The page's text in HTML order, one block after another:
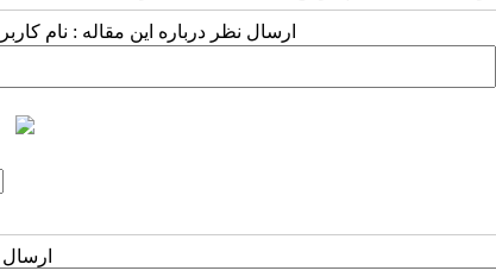
ارسال نظر درباره این مقاله : نام